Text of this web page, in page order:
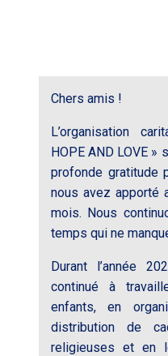
Chers amis !
L’organisation
HOPE AND LOVE
profonde gratitude
nous avez apporté
mois. Nous
temps qui ne
Durant l’année
continué à
enfants, en
distribution de
religieuses et en